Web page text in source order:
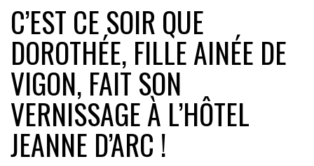
C’EST CE SOIR QUE
DOROTHÉE, FILLE AINÉE DE
VIGON, FAIT SON
VERNISSAGE À L’HÔTEL
JEANNE D’ARC !